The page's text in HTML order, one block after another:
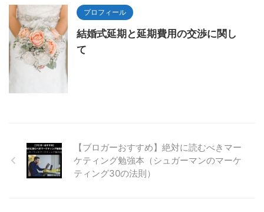
プロフィール
結婚式延期と延期費用の交渉に関し
て
【ブロガーおすすめ】絶対に読むべきマー
ケティング勉強本（シュガーマンのマーケ
ティング30の法則）